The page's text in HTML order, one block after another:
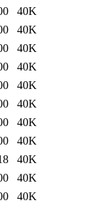
40K
40K
40K
40K
40K
40K
40K
40K
40K
40K
40K